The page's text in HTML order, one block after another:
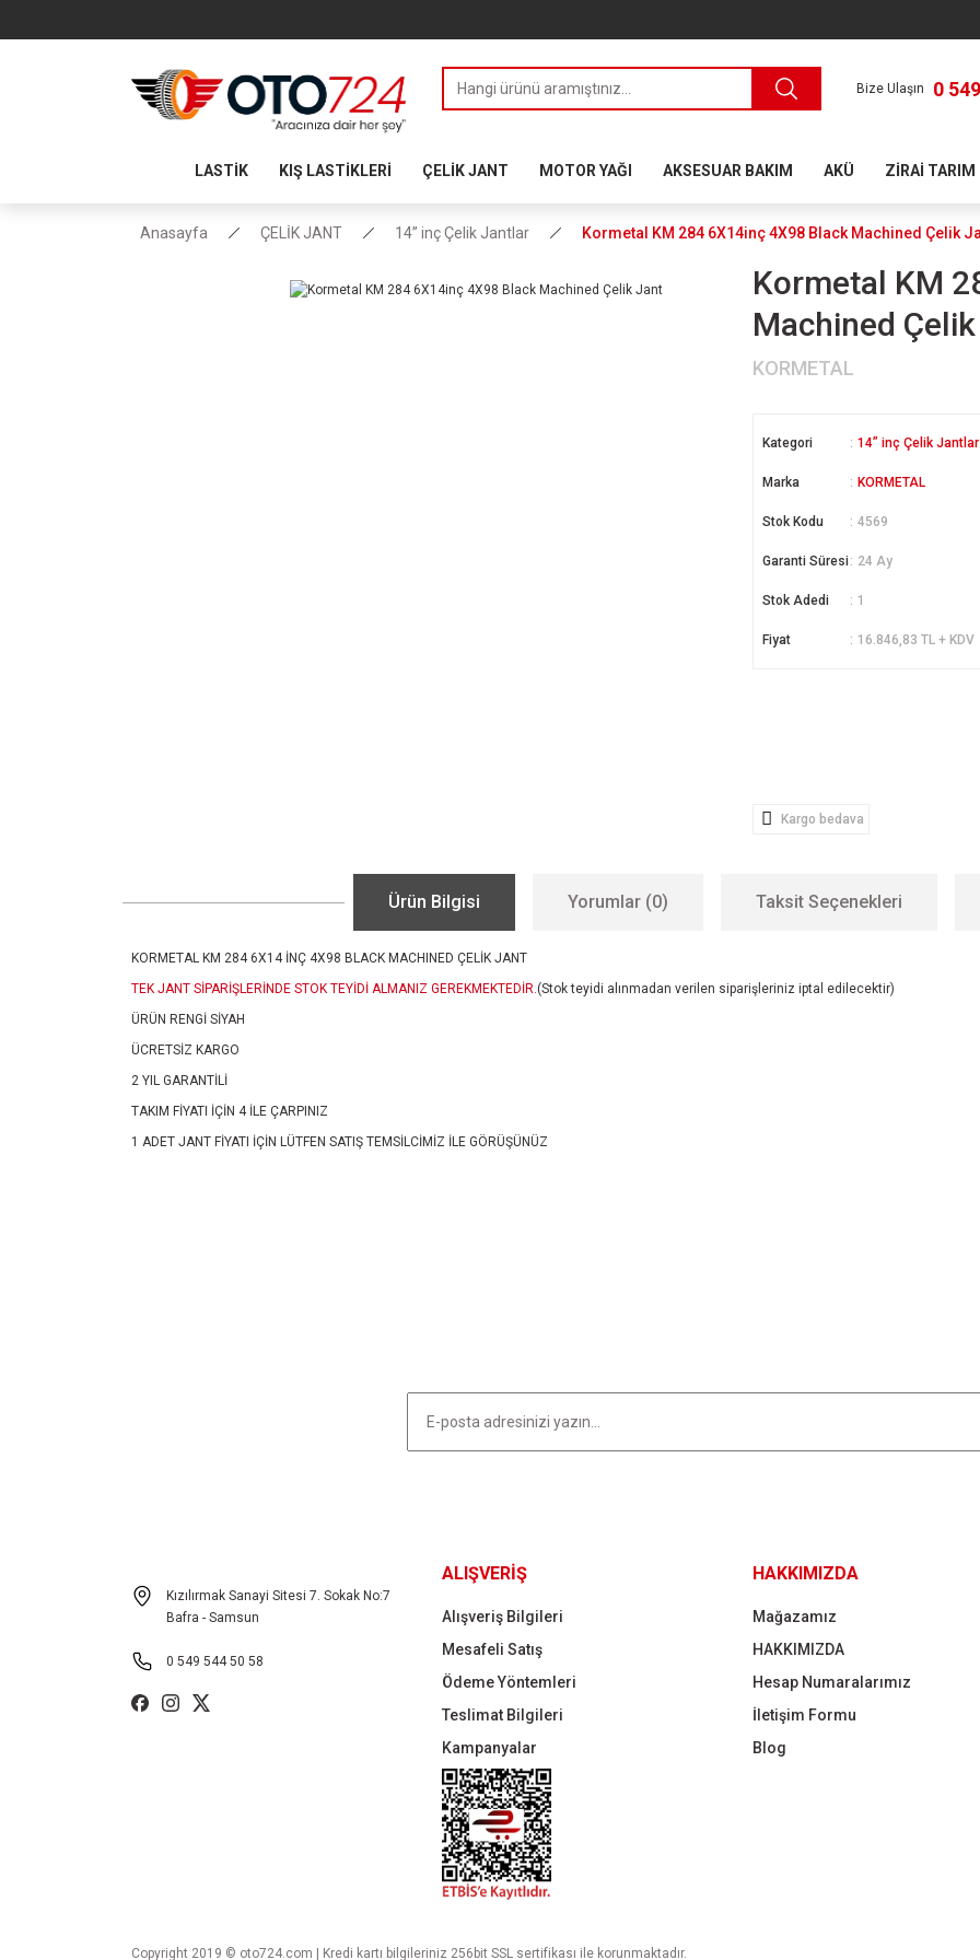
Bize Ulaşın 0
LASTİK KIŞ LASTİKLERİ ÇELİK JANT MOTOR YAĞI AKSESUAR BAKIM AKÜ ZİRAİ TARIM
Anasayfa ÇELİK JANT 14” inç Çelik Jantlar Kormetal KM 284 6X14inç 4X98 Black Machined Çelik
Kormetal KM
Machined
KORMETAL
Kategori 14” inç Çelik Jantlar
Marka KORMETAL
Stok Kodu 4569
Garanti Süresi 24 Ay
Stok Adedi 1
Fiyat 16.846,83 TL + KDV
Kargo bedava
Ürün Bilgisi Yorumlar (0) Taksit Seçenekleri
KORMETAL KM 284 6X14 İNÇ 4X98 BLACK MACHINED ÇELİK JANT
TEK JANT SİPARİŞLERİNDE STOK TEYİDİ ALMANIZ GEREKMEKTEDİR.(Stok teyidi alınmadan verilen siparişleriniz iptal edilecektir)
ÜRÜN RENGİ SİYAH
ÜCRETSİZ KARGO
2 YIL GARANTİLİ
TAKIM FİYATI İÇİN 4 İLE ÇARPINIZ
1 ADET JANT FİYATI İÇİN LÜTFEN SATIŞ TEMSİLCİMİZ İLE GÖRÜŞÜNÜZ
Kızılırmak Sanayi Sitesi 7. Sokak No:7
Bafra - Samsun
0 549 544 50 58
ALIŞVERİŞ
Alışveriş Bilgileri
Mesafeli Satış
Ödeme Yöntemleri
Teslimat Bilgileri
Kampanyalar
HAKKIMIZDA
Mağazamız
HAKKIMIZDA
Hesap Numaralarımız
İletişim Formu
Blog
Copyright 2019 © oto724.com | Kredi kartı bilgileriniz 256bit SSL sertifikası ile korunmaktadır.